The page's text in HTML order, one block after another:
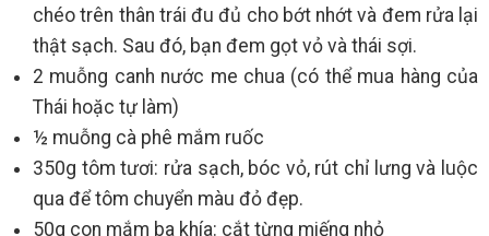
chéo trên thân trái đu đủ cho bớt nhớt và đem rửa lại
thật sạch. Sau đó, bạn đem gọt vỏ và thái sợi.
2 muỗng canh nước me chua (có thể mua hàng của
Thái hoặc tự làm)
½ muỗng cà phê mắm ruốc
350g tôm tươi: rửa sạch, bóc vỏ, rút chỉ lưng và luộc
qua để tôm chuyển màu đỏ đẹp.
50g con mắm ba khía: cắt từng miếng nhỏ